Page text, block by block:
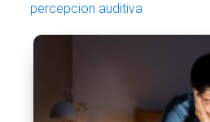
percepcion auditiva